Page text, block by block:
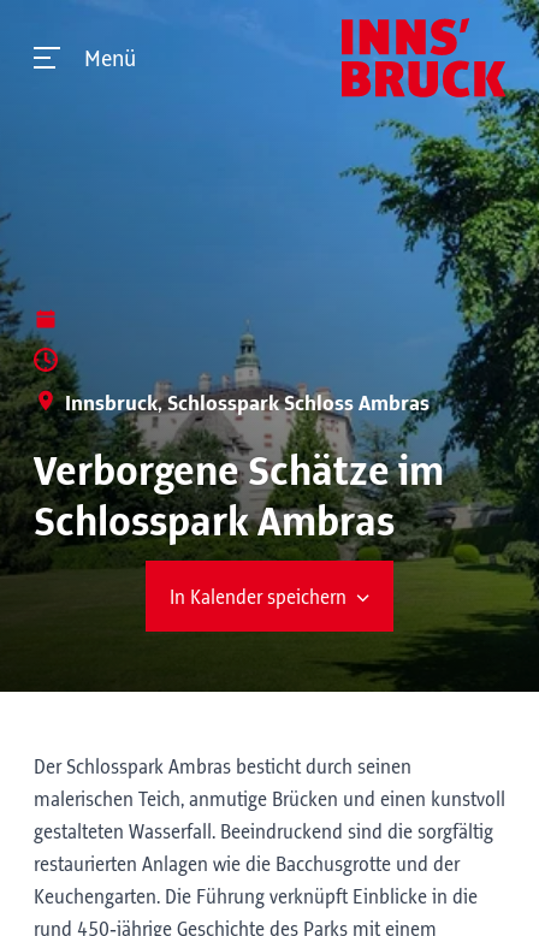
Menü
Innsbruck, Schlosspark Schloss Ambras
Verborgene Schätze im
Schlosspark Ambras
In Kalender speichern
Der Schlosspark Ambras besticht durch seinen
malerischen Teich, anmutige Brücken und einen kunstvoll
gestalteten Wasserfall. Beeindruckend sind die sorgfältig
restaurierten Anlagen wie die Bacchusgrotte und der
Keuchengarten. Die Führung verknüpft Einblicke in die
rund 450‑jährige Geschichte des Parks mit einem